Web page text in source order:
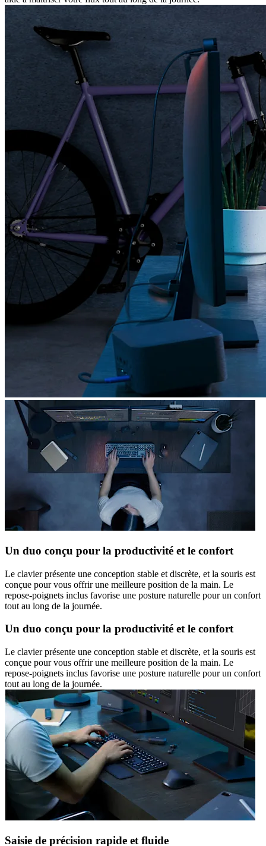
Un duo conçu pour la productivité et le confort
Le clavier présente une conception stable et discrète, et la souris est
conçue pour vous offrir une meilleure position de la main. Le
repose-poignets inclus favorise une posture naturelle pour un confort
tout au long de la journée.
Un duo conçu pour la productivité et le confort
Le clavier présente une conception stable et discrète, et la souris est
conçue pour vous offrir une meilleure position de la main. Le
repose-poignets inclus favorise une posture naturelle pour un confort
tout au long de la journée.
Saisie de précision rapide et fluide